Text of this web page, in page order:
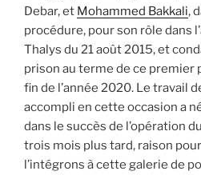
Debar, et Mohammed Bakkali,
procédure, pour son rôle dans
Thalys du 21 août 2015, et
prison au terme de ce premier
fin de l’année 2020. Le travail
accompli en cette occasion a
dans le succès de l’opération
trois mois plus tard, raison
l’intégrons à cette galerie de